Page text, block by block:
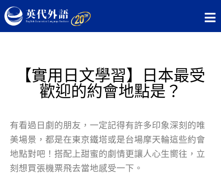
【實用日文學習】日本最受
歡迎的約會地點是？
有看過日劇的朋友，一定記得有許多印象深刻的唯
美場景，都是在東京鐵塔或是台場摩天輪這些約會
地點對吧！搭配上甜蜜的劇情更讓人心生嚮往，立
刻想買張機票飛去當地感受一下。